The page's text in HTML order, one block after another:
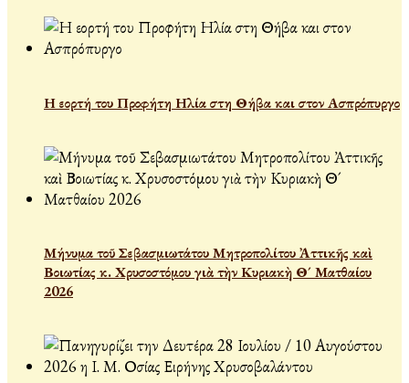
Η εορτή του Προφήτη Ηλία στη Θήβα και στον Ασπρόπυργο
Μήνυμα τοῦ Σεβασμιωτάτου Μητροπολίτου Ἀττικῆς καὶ
Βοιωτίας κ. Χρυσοστόμου γιὰ τὴν Κυριακὴ Θ´ Ματθαίου
2026